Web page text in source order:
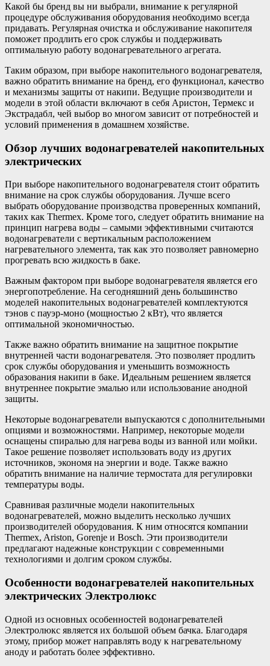
Какой бы бренд вы ни выбрали, внимание к регулярной
процедуре обслуживания оборудования необходимо всегда
придавать. Регулярная очистка и обслуживание накопителя
поможет продлить его срок службы и поддерживать
оптимальную работу водонагревательного агрегата.
Таким образом, при выборе накопительного водонагревателя,
важно обратить внимание на бренд, его функционал, качество
и механизмы защиты от накипи. Ведущие производители и
модели в этой области включают в себя Аристон, Термекс и
Экстрадабл, чей выбор во многом зависит от потребностей и
условий применения в домашнем хозяйстве.
Обзор лучших водонагревателей накопительных
электрических
При выборе накопительного водонагревателя стоит обратить
внимание на срок службы оборудования. Лучше всего
выбрать оборудование производства проверенных компаний,
таких как Thermex. Кроме того, следует обратить внимание на
принцип нагрева воды – самыми эффективными считаются
водонагреватели с вертикальным расположением
нагревательного элемента, так как это позволяет равномерно
прогревать всю жидкость в баке.
Важным фактором при выборе водонагревателя является его
энергопотребление. На сегодняшний день большинство
моделей накопительных водонагревателей комплектуются
тэнов с пауэр-моно (мощностью 2 кВт), что является
оптимальной экономичностью.
Также важно обратить внимание на защитное покрытие
внутренней части водонагревателя. Это позволяет продлить
срок службы оборудования и уменьшить возможность
образования накипи в баке. Идеальным решением является
внутреннее покрытие эмалью или использование анодной
защиты.
Некоторые водонагреватели выпускаются с дополнительными
опциями и возможностями. Например, некоторые модели
оснащены спиралью для нагрева воды из ванной или мойки.
Такое решение позволяет использовать воду из других
источников, экономя на энергии и воде. Также важно
обратить внимание на наличие термостата для регулировки
температуры воды.
Сравнивая различные модели накопительных
водонагревателей, можно выделить несколько лучших
производителей оборудования. К ним относятся компании
Thermex, Ariston, Gorenje и Bosch. Эти производители
предлагают надежные конструкции с современными
технологиями и долгим сроком службы.
Особенности водонагревателей накопительных
электрических Электролюкс
Одной из основных особенностей водонагревателей
Электролюкс является их большой объем бачка. Благодаря
этому, прибор может направлять воду к нагревательному
аноду и работать более эффективно.